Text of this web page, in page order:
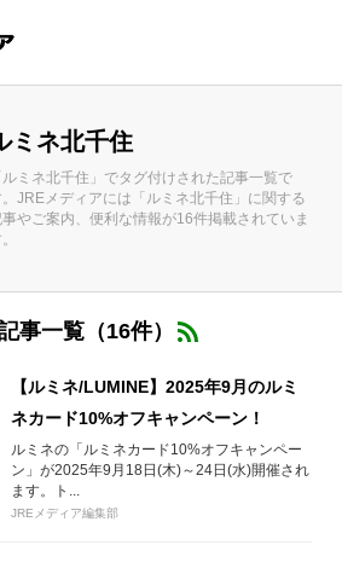
ミネ北千住
ルミネ北千住」でタグ付けされた記事一覧で
JREメディアには「ルミネ北千住」に関する
やご案内、便利な情報が16件掲載されていま
事一覧（16件）
【ルミネ/LUMINE】2025年9月のルミ
ネカード10%オフキャンペーン！
ルミネの「ルミネカード10%オフキャンペー
ン」が2025年9月18日(木)～24日(水)開催され
ます。ト...
JREメディア編集部